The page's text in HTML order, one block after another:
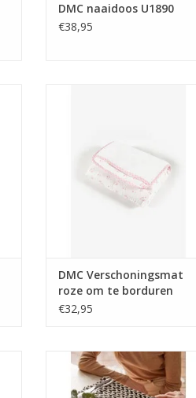
DMC naaidoos U1890
€38,95
DMC Verschoningsmat
roze om te borduren
€32,95
DMC Gift of stitch haak set
Placemats